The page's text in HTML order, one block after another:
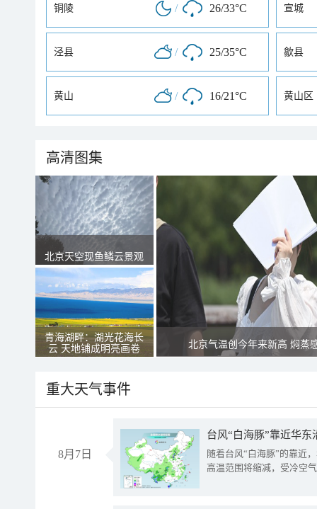
铜陵 / 26/33°C 宣城
泾县 / 25/35°C 歙县
黄山 / 16/21°C 黄山区
高清图集
北京天空现鱼鳞云景观
青海湖畔：湖光花海长
云 天地铺成明亮画卷
北京气温创今年来新高 焖蒸
重大天气事件
8月7日
台风“白海豚”靠近华
随着台风“白海豚”的靠近
高温范围将缩减，受冷空